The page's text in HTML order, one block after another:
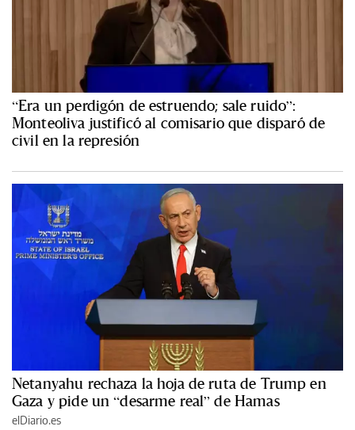
“Era un perdigón de estruendo; sale ruido”:
Monteoliva justificó al comisario que disparó de
civil en la represión
Netanyahu rechaza la hoja de ruta de Trump en
Gaza y pide un “desarme real” de Hamas
elDiario.es